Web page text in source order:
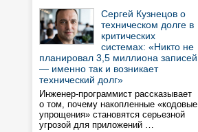
Сергей Кузнецов о
техническом долге в
критических
системах: «Никто не
планировал 3,5 миллиона записей
— именно так и возникает
технический долг»
Инженер-программист рассказывает
о том, почему накопленные «кодовые
упрощения» становятся серьезной
угрозой для приложений …